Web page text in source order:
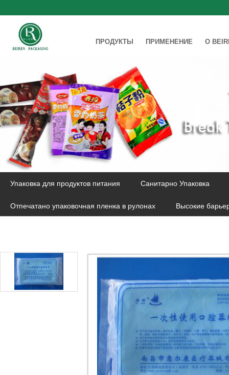
ПРОДУКТЫ ПРИМЕНЕНИЕ О
Упаковка для продуктов питания Санитарно Упаковка
Отпечатано упаковочная пленка в рулонах Высокие